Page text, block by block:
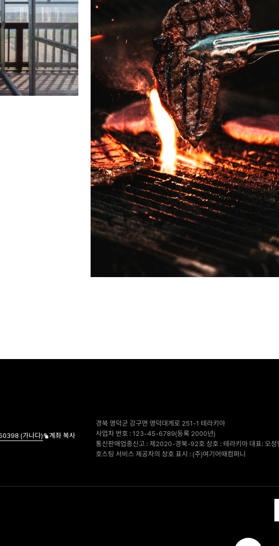
(가나다)
계좌 복사
경북 영덕군 강구면 영덕대게로 251-1 테라키아
사업자 번호 : 123-45-6789(등록 2000년)
통신판매업종신고 : 제2020-경북-92호 상호 : 테라키아 대표: 오성
호스팅 서비스 제공자의 상호 표시 : (주)여기어때컴퍼니